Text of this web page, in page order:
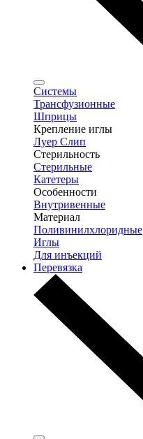
Системы
Трансфузионные
Шприцы
Крепление иглы
Луер Слип
Стерильность
Стерильные
Катетеры
Особенности
Внутривенные
Материал
Поливинилхлоридные
Иглы
Для инъекций
Перевязка